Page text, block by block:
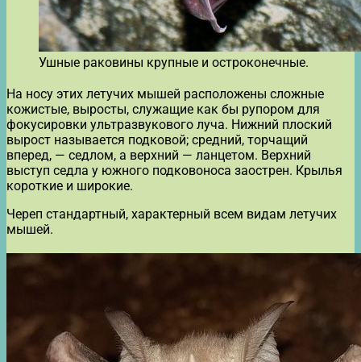
Ушные раковины крупные и остроконечные.
На носу этих летучих мышей расположены сложные
кожистые, выросты, служащие как бы рупором для
фокусировки ультразвукового луча. Нижний плоский
вырост называется подковой; средний, торчащий
вперед, — седлом, а верхний — ланцетом. Верхний
выступ седла у южного подковоноса заострен. Крылья
короткие и широкие.
Череп стандартный, характерный всем видам летучих
мышей.